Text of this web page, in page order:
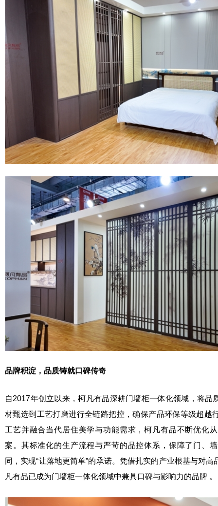
品牌积淀，品质铸就口碑传奇
自2017年创立以来，柯凡有品深耕门墙柜一体化领域，将品
材甄选到工艺打磨进行全链路把控，确保产品环保等级超越
工艺并融合当代居住美学与功能需求，柯凡有品不断优化
案。其标准化的生产流程与严苛的品控体系，保障了门、
同，实现“让落地更简单”的承诺。凭借扎实的产业根基与对
凡有品已成为门墙柜一体化领域中兼具口碑与影响力的品牌 。